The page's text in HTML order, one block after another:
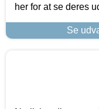
her for at se deres
Se